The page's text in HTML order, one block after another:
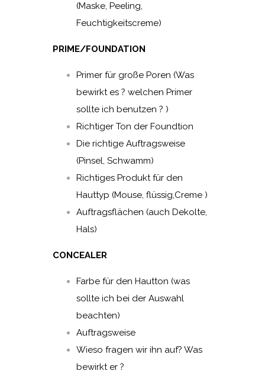
(Maske, Peeling,
Feuchtigkeitscreme)
PRIME/FOUNDATION
Primer für große Poren (Was
bewirkt es ? welchen Primer
sollte ich benutzen ? )
Richtiger Ton der Foundtion
Die richtige Auftragsweise
(Pinsel, Schwamm)
Richtiges Produkt für den
Hauttyp (Mouse, flüssig,Creme )
Auftragsflächen (auch Dekolte,
Hals)
CONCEALER
Farbe für den Hautton (was
sollte ich bei der Auswahl
beachten)
Auftragsweise
Wieso fragen wir ihn auf? Was
bewirkt er ?